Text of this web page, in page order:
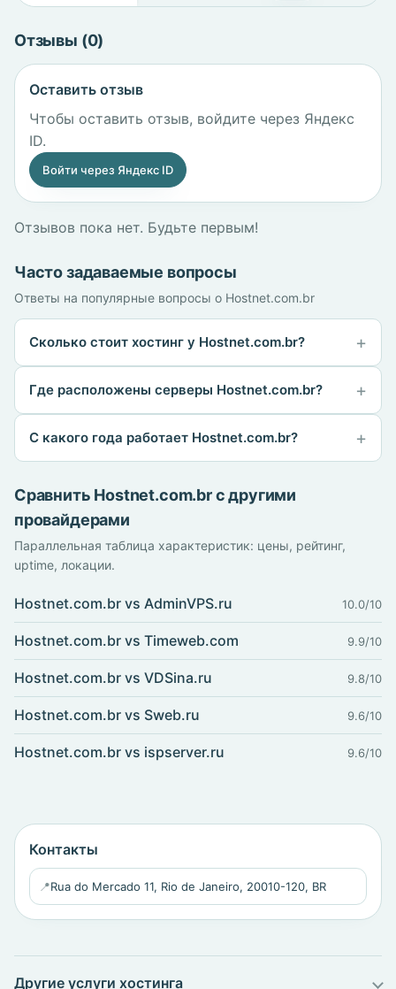
Отзывы (0)
Оставить отзыв
Чтобы оставить отзыв, войдите через Яндекс
ID.
Войти через Яндекс ID
Отзывов пока нет. Будьте первым!
Часто задаваемые вопросы
Ответы на популярные вопросы о Hostnet.com.br
Сколько стоит хостинг у Hostnet.com.br?
Где расположены серверы Hostnet.com.br?
С какого года работает Hostnet.com.br?
Сравнить Hostnet.com.br с другими
провайдерами
Параллельная таблица характеристик: цены, рейтинг,
uptime, локации.
Hostnet.com.br vs AdminVPS.ru 10.0/10
Hostnet.com.br vs Timeweb.com 9.9/10
Hostnet.com.br vs VDSina.ru 9.8/10
Hostnet.com.br vs Sweb.ru 9.6/10
Hostnet.com.br vs ispserver.ru 9.6/10
Контакты
📍Rua do Mercado 11, Rio de Janeiro, 20010-120, BR
Другие услуги хостинга